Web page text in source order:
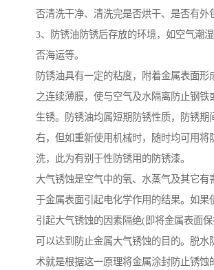
否清洗干净、清洗完是否烘干、是否有外
3、防锈油防锈后存放的环境，如空气潮
否海运等。
防锈油具有一定的粘度，附着金属表面形
之连续薄膜，使与空气及水隔离防止钢铁
生锈。防锈油均属短期防锈性质，防锈期
右，但如重新使用机械时，随时均可用将
洗，此为有别于性防锈用的防锈漆。
大气锈蚀是空气中的氧、水蒸气及其它有
于金属表面引起电化学作用的结果。如果
引起大气锈蚀的因素隔绝(即将金属表面
可以达到防止金属大气锈蚀的目的。脱水
术就是根据这一原理将金属涂封防止锈蚀